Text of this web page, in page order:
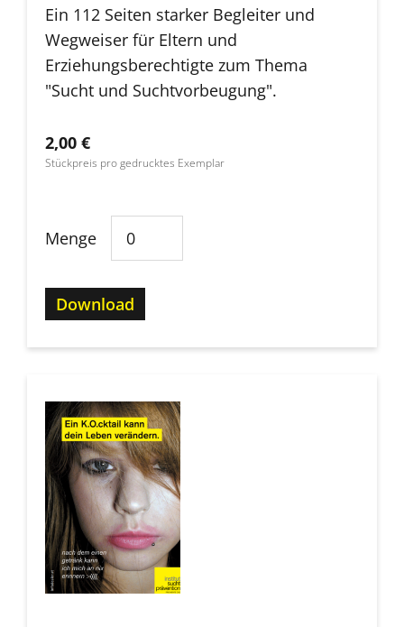
Ein 112 Seiten starker Begleiter und
Wegweiser für Eltern und
Erziehungsberechtigte zum Thema
"Sucht und Suchtvorbeugung".
2,00 €
Stückpreis pro gedrucktes Exemplar
Menge
Download